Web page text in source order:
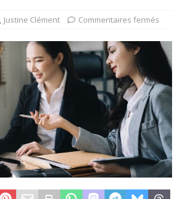
Justine Clément Commentaires fermés